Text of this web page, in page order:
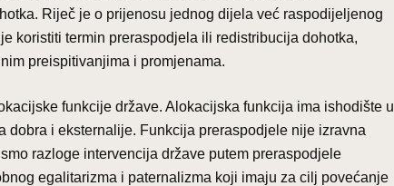
Riječ je o prijenosu jednog dijela već raspodijeljenog
koristiti termin preraspodjela ili redistribucija dohotka,
preispitivanjima i promjenama.
funkcije države. Alokacijska funkcija ima ishodište u
i eksternalije. Funkcija preraspodjele nije izravna
razloge intervencija države putem preraspodjele
egalitarizma i paternalizma koji imaju za cilj povećanje